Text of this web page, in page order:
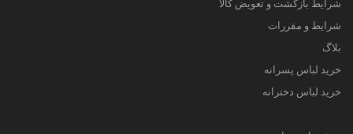
شرایط بازگشت و تعویض کالا
شرایط و مقررات
بلاگ
خرید لباس پسرانه
خرید لباس دخترانه